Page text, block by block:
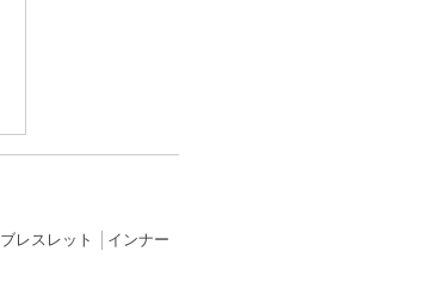
ブレスレット
インナー